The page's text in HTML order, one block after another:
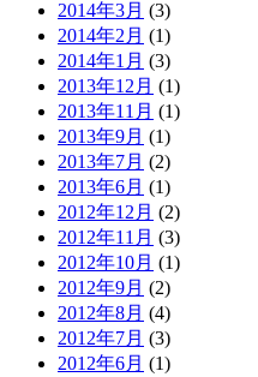
2014年3月 (3)
2014年2月 (1)
2014年1月 (3)
2013年12月 (1)
2013年11月 (1)
2013年9月 (1)
2013年7月 (2)
2013年6月 (1)
2012年12月 (2)
2012年11月 (3)
2012年10月 (1)
2012年9月 (2)
2012年8月 (4)
2012年7月 (3)
2012年6月 (1)